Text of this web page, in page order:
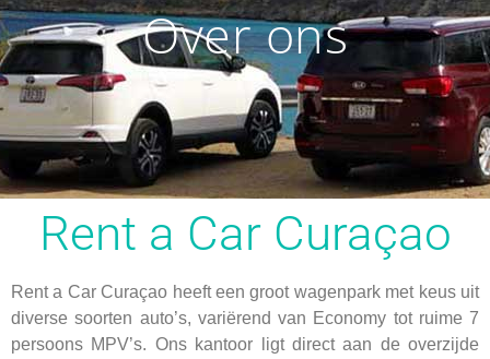
Over ons
Rent a Car Curaçao
Rent a Car Curaçao heeft een groot wagenpark met keus uit
diverse soorten auto’s, variërend van Economy tot ruime 7
persoons MPV’s. Ons kantoor ligt direct aan de overzijde